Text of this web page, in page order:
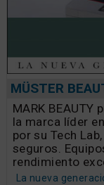
MÜSTER
MARK BEAUTY
la marca líder
por su Tech
seguros.
rendimiento
La nueva